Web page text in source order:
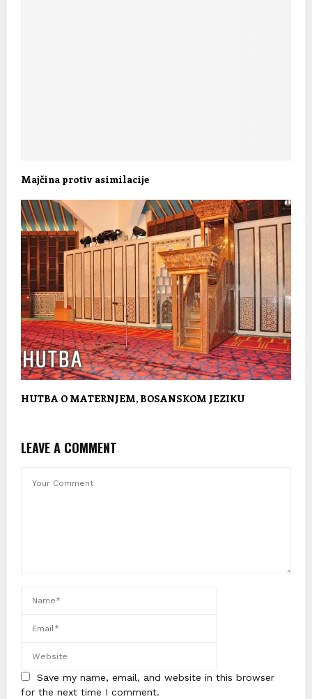
Majčina protiv asimilacije
HUTBA O MATERNJEM, BOSANSKOM JEZIKU
LEAVE A COMMENT
Save my name, email, and website in this browser
for the next time I comment.